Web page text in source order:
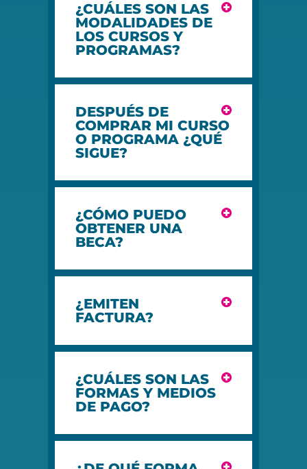
¿CUÁLES SON LAS
MODALIDADES DE
LOS CURSOS Y
PROGRAMAS?
DESPUÉS DE
COMPRAR MI CURSO
O PROGRAMA ¿QUÉ
SIGUE?
¿CÓMO PUEDO
OBTENER UNA
BECA?
¿EMITEN
FACTURA?
¿CUÁLES SON LAS
FORMAS Y MEDIOS
DE PAGO?